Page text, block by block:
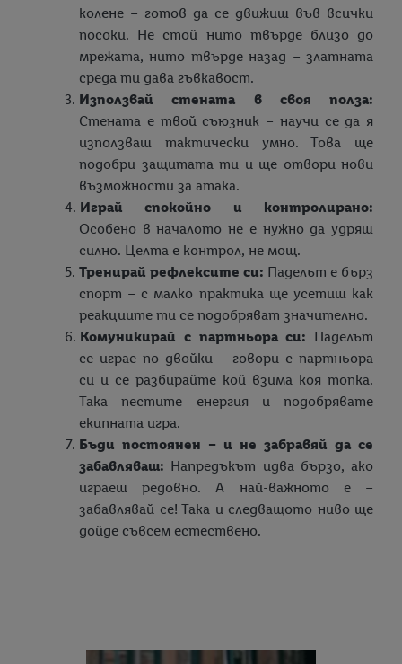
колене – готов да се движиш във всички
посоки. Не стой нито твърде близо до
мрежата, нито твърде назад – златната
среда ти дава гъвкавост.
Използвай стената в своя полза:
Стената е твой съюзник – научи се да я
използваш тактически умно. Това ще
подобри защитата ти и ще отвори нови
възможности за атака.
Играй спокойно и контролирано:
Особено в началото не е нужно да удряш
силно. Целта е контрол, не мощ.
Тренирай рефлексите си: Паделът е бърз
спорт – с малко практика ще усетиш как
реакциите ти се подобряват значително.
Комуникирай с партньора си: Паделът
се играе по двойки – говори с партньора
си и се разбирайте кой взима коя топка.
Така пестите енергия и подобрявате
екипната игра.
Бъди постоянен – и не забравяй да се
забавляваш: Напредъкът идва бързо, ако
играеш редовно. А най-важното е –
забавлявай се! Така и следващото ниво ще
дойде съвсем естествено.